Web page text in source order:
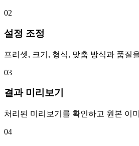
02
설정 조정
프리셋, 크기, 형식, 맞춤 방식과 품질
03
결과 미리보기
처리된 미리보기를 확인하고 원본 이
04